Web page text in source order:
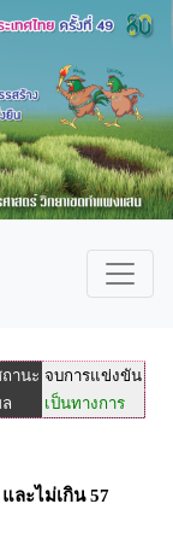
ถานะ จบการแข่งขัน
เป็นทางการ
ละไม่เกิน 57